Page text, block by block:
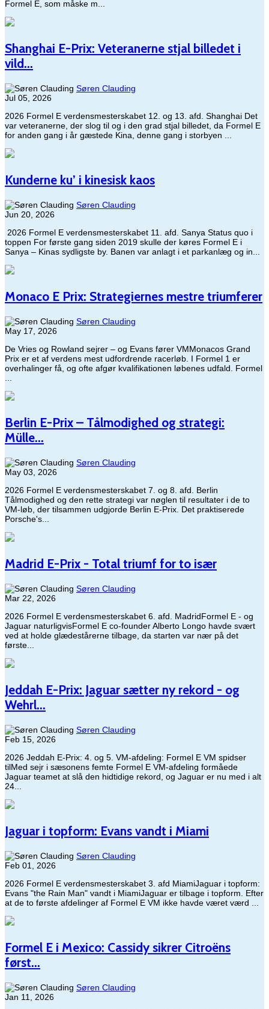
Formel E, som måske m...
Shanghai E-Prix: Veteranerne stjal billedet i
vild...
Søren Clauding
Jul 05, 2026
2026 Formel E verdensmesterskabet 12. og 13. afd. Shanghai Det
var veteranerne, der slog til og i den grad stjal billedet, da Formel E
for anden gang i år gæstede Kina, denne gang i storbyen ...
Kunderne ku’ i kinesisk kaos
Søren Clauding
Jun 20, 2026
​ 2026 Formel E verdensmesterskabet 11. afd. Sanya Status quo i
toppen For første gang siden 2019 skulle der køres Formel E i
Sanya – Kinas sydligste by. Banen var anlagt i et parkanlæg og in...
Monaco E Prix: Strategiernes mestre triumferer
Søren Clauding
May 17, 2026
De Vries og Rowland sejrer – og Evans fører VMMonacos Grand
Prix er et af verdens mest udfordrende racerløb. I Formel 1 er
overhalinger få, og ofte afgør kvalifikationen løbenes udfald. Formel
Berlin E-Prix – Tålmodighed og strategi:
Mülle...
Søren Clauding
May 03, 2026
2026 Formel E verdensmesterskabet 7. og 8. afd. Berlin​
Tålmodighed og den rette strategi var nøglen til resultater i de to
VM-løb, der tilsammen udgjorde Berlin E-Prix. Det praktiserede
Porsche's...
Madrid E-Prix - Total triumf for to især
Søren Clauding
Mar 22, 2026
2026 Formel E verdensmesterskabet 6. afd. MadridFormel E - og
Jaguar naturligvisFormel E co-founder Alberto Longo havde svært
ved at holde glædestårerne tilbage, da starten var nær på det
første...
Jeddah E-Prix: Jaguar sætter ny rekord - og
Wehrl...
Søren Clauding
Feb 15, 2026
2026 Jeddah E-Prix: 4. og 5. VM-afdeling: Formel E VM spidser
tilMed sejr i sæsonens femte Formel E VM-afdeling formåede
Jaguar teamet at slå den hidtidige rekord, og Jaguar er nu med i alt
24...
Jaguar i topform: Evans vandt i Miami
Søren Clauding
Feb 01, 2026
2026 Formel E verdensmesterskabet 3. afd MiamiJaguar i topform:
Evans "the Rain Man" vandt i MiamiJaguar er tilbage i topform. Efter
at de to første afdelinger af Formel E VM ikke havde været værd ...
Formel E i Mexico: Cassidy sikrer Citroëns
først...
Søren Clauding
Jan 11, 2026